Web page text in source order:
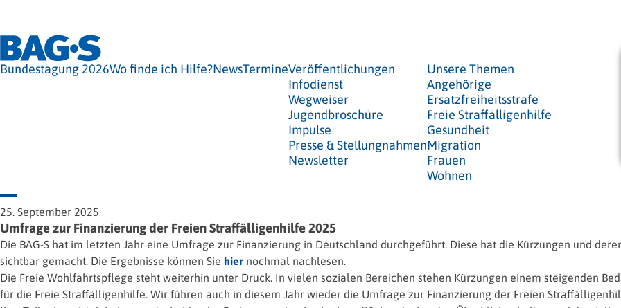
Bundestagung 2026Wo finde ich Hilfe?NewsTermineVeröffentlichungen
Infodienst
Wegweiser
Jugendbroschüre
Impulse
Presse & Stellungnahmen
Newsletter
Unsere Themen
Angehörige
Ersatzfreiheitsstrafe
Freie Straffälligenhilfe
Gesundheit
Migration
Frauen
Wohnen
25. September 2025
Umfrage zur Finanzierung der Freien Straffälligenhilfe 2025
Die BAG-S hat im letzten Jahr eine Umfrage zur Finanzierung in Deutschland durchgeführt. Diese hat die Kürzungen und
sichtbar gemacht. Die Ergebnisse können Sie hier nochmal nachlesen.
Die Freie Wohlfahrtspflege steht weiterhin unter Druck. In vielen sozialen Bereichen stehen Kürzungen einem steigenden
für die Freie Straffälligenhilfe. Wir führen auch in diesem Jahr wieder die Umfrage zur Finanzierung der Freien